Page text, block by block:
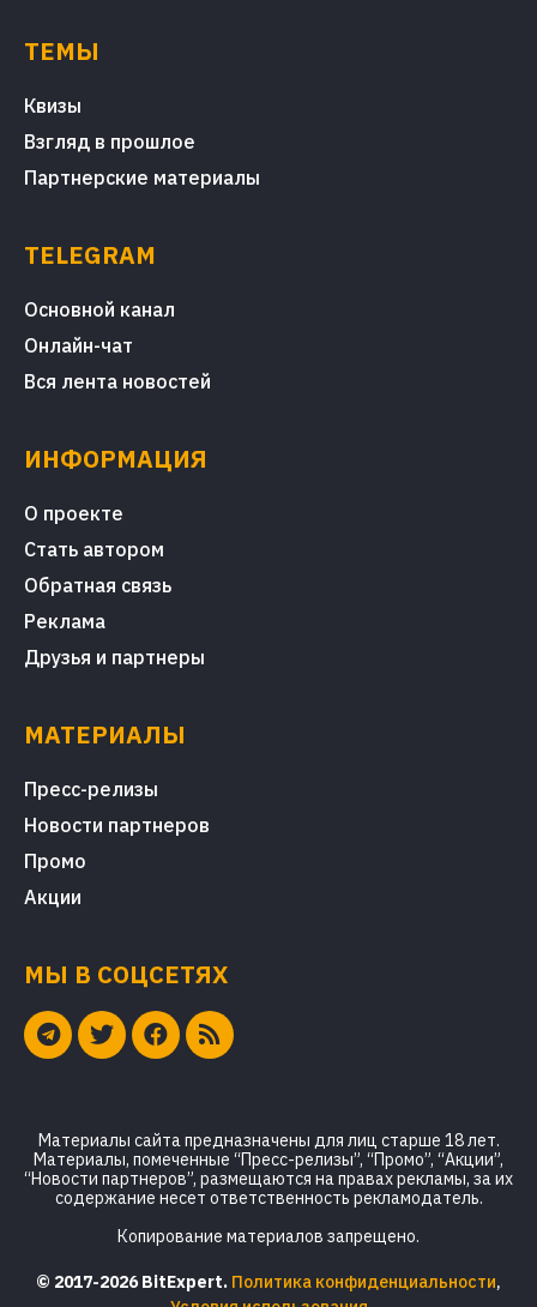
ТЕМЫ
Квизы
Взгляд в прошлое
Партнерские материалы
TELEGRAM
Основной канал
Онлайн-чат
Вся лента новостей
ИНФОРМАЦИЯ
О проекте
Стать автором
Обратная связь
Реклама
Друзья и партнеры
МАТЕРИАЛЫ
Пресс-релизы
Новости партнеров
Промо
Акции
МЫ В СОЦСЕТЯХ
Материалы сайта предназначены для лиц старше 18 лет.
Материалы, помеченные “Пресс-релизы”, “Промо”, “Акции”,
“Новости партнеров”, размещаются на правах рекламы, за их
содержание несет ответственность рекламодатель.
Копирование материалов запрещено.
© 2017-2026 BitExpert. Политика конфиденциальности,